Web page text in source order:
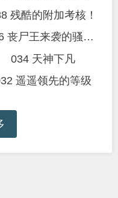
残酷的附加考核！
036 丧尸王来袭的骚乱！
034 天神下凡
遥遥领先的等级